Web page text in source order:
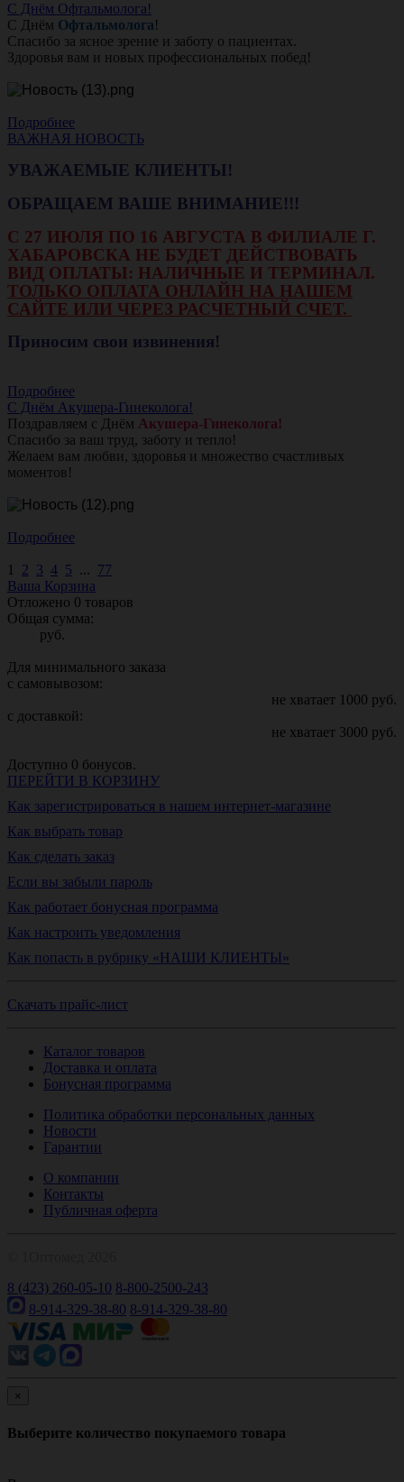
С Днём Офтальмолога!
С Днём Офтальмолога!
Спасибо за ясное зрение и заботу о пациентах.
Здоровья вам и новых профессиональных побед!
Подробнее
ВАЖНАЯ НОВОСТЬ
УВАЖАЕМЫЕ КЛИЕНТЫ!
ОБРАЩАЕМ ВАШЕ ВНИМАНИЕ!!!
С 27 ИЮЛЯ ПО 16 АВГУСТА В ФИЛИАЛЕ Г.
ХАБАРОВСКА НЕ БУДЕТ ДЕЙСТВОВАТЬ
ВИД ОПЛАТЫ: НАЛИЧНЫЕ И ТЕРМИНАЛ.
ТОЛЬКО ОПЛАТА ОНЛАЙН НА НАШЕМ
САЙТЕ ИЛИ ЧЕРЕЗ РАСЧЕТНЫЙ СЧЕТ.
Приносим свои извинения!
Подробнее
С Днём Акушера-Гинеколога!
Поздравляем с Днём Акушера-Гинеколога!
Спасибо за ваш труд, заботу и тепло!
Желаем вам любви, здоровья и множество счастливых
моментов!
Подробнее
1 2 3 4 5 ... 77
Ваша Корзина
Отложено 0 товаров
Общая сумма:
руб.
Для минимального заказа
с самовывозом:
не хватает 1000 руб.
с доставкой:
не хватает 3000 руб.
Доступно 0 бонусов.
ПЕРЕЙТИ В КОРЗИНУ
Как зарегистрироваться в нашем интернет-магазине
Как выбрать товар
Как сделать заказ
Если вы забыли пароль
Как работает бонусная программа
Как настроить уведомления
Как попасть в рубрику «НАШИ КЛИЕНТЫ»
Скачать прайс-лист
Каталог товаров
Доставка и оплата
Бонусная программа
Политика обработки персональных данных
Новости
Гарантии
О компании
Контакты
Публичная оферта
8 (423) 260-05-10 8-800-2500-243
8-914-329-38-80 8-914-329-38-80
×
Выберите количество покупаемого товара